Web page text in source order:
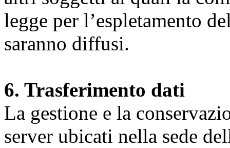
legge per l’espletamento
saranno diffusi.
6. Trasferimento dati
La gestione e la
server ubicati nella sede